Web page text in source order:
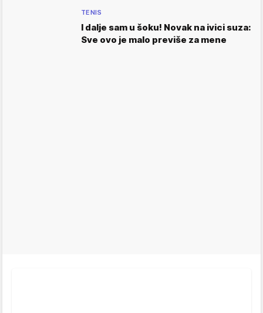
TENIS
I dalje sam u šoku! Novak na ivici suza:
Sve ovo je malo previše za mene